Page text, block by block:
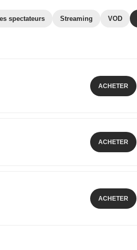
spectateurs Streaming VOD
ACHETER
ACHETER
ACHETER